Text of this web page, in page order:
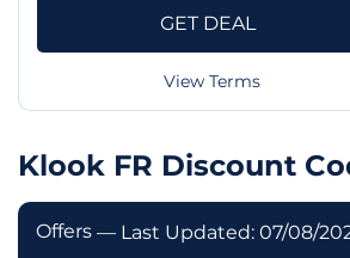
GET DEAL
View Terms
Klook FR Discount
Offers — Last Updated: 07/08/